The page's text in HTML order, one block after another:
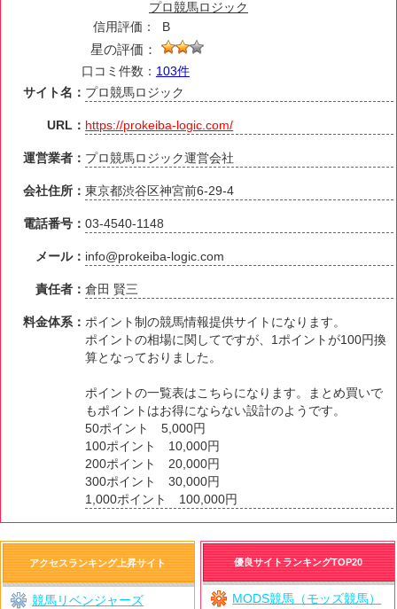
プロ競馬ロジック
信用評価：
B
星の評価：
口コミ件数： 103件
サイト名： プロ競馬ロジック
URL： https://prokeiba-logic.com/
運営業者： プロ競馬ロジック運営会社
会社住所：東京都渋谷区神宮前6-29-4
電話番号：03-4540-1148
メール： info@prokeiba-logic.com
責任者：倉田 賢三
料金体系： ポイント制の競馬情報提供サイトになります。
ポイントの相場に関してですが、1ポイントが100円換
算となっておりました。
ポイントの一覧表はこちらになります。まとめ買いで
もポイントはお得にならない設計のようです。
50ポイント 5,000円
100ポイント 10,000円
200ポイント 20,000円
300ポイント 30,000円
1,000ポイント 100,000円
優良サイトランキングTOP20
MODS競馬（モッズ競馬）
アクセスランキング上昇サイト
競馬リベンジャーズ